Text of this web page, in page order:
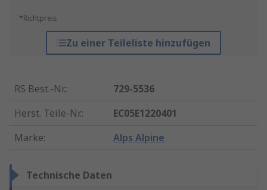
*Richtpreis
Zu einer Teileliste hinzufügen
RS Best.-Nr.:
729-5536
Herst. Teile-Nr.:
EC05E1220401
Marke: Alps Alpine
Technische Daten